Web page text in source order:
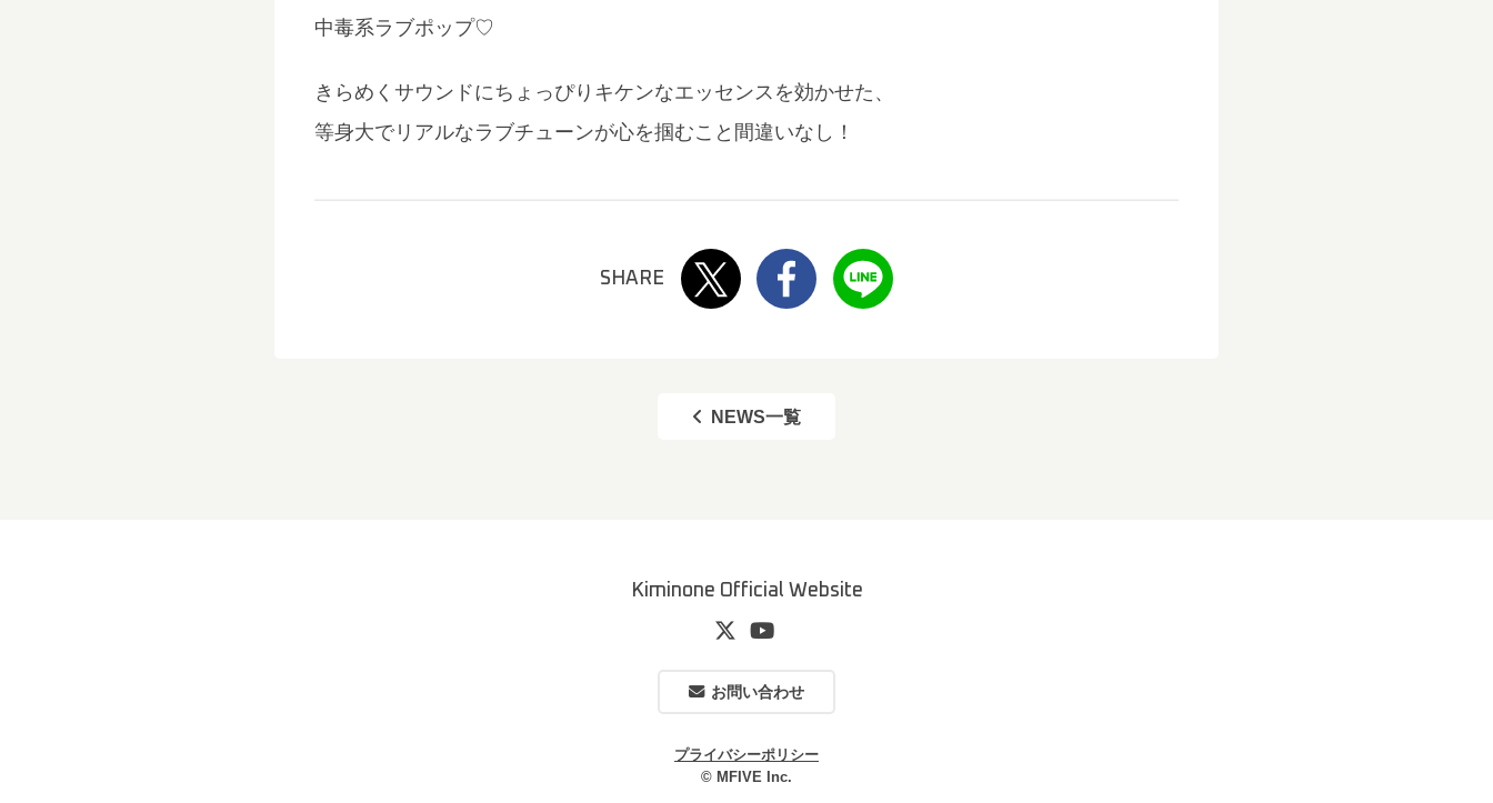
中毒系ラブポップ♡
きらめくサウンドにちょっぴりキケンなエッセンスを効かせた、
等身大でリアルなラブチューンが心を掴むこと間違いなし！
Twitter Facebook
NEWS一覧
Kiminone Official Website
お問い合わせ
プライバシーポリシー
© MFIVE Inc.